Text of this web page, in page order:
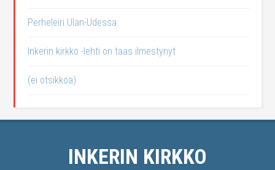
Perheleiri Ulan-Udessa
Inkerin kirkko -lehti on taas ilmestynyt
(ei otsikkoa)
INKERIN KIRKKO